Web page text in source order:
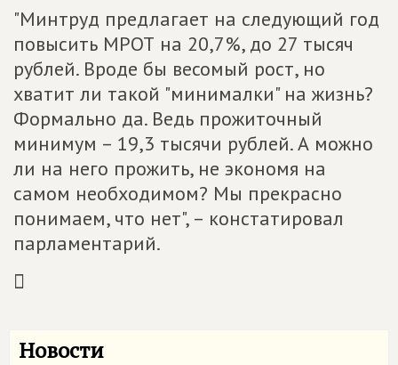
"Минтруд предлагает на следующий год
повысить МРОТ на 20,7%, до 27 тысяч
рублей. Вроде бы весомый рост, но
хватит ли такой "минималки" на жизнь?
Формально да. Ведь прожиточный
минимум – 19,3 тысячи рублей. А можно
ли на него прожить, не экономя на
самом необходимом? Мы прекрасно
понимаем, что нет", – констатировал
парламентарий.

Новости